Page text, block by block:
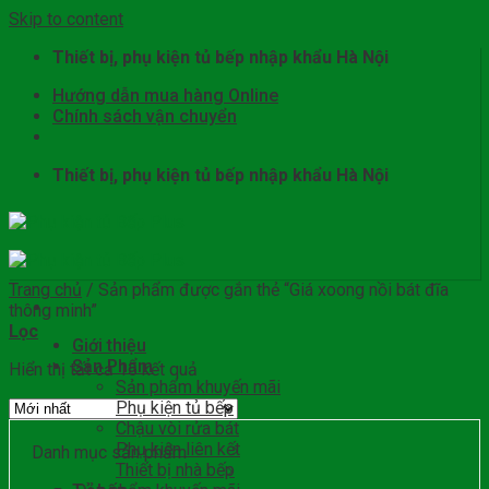
Skip to content
Thiết bị, phụ kiện tủ bếp nhập khẩu Hà Nội
Hướng dẫn mua hàng Online
Chính sách vận chuyển
Thiết bị, phụ kiện tủ bếp nhập khẩu Hà Nội
Giới thiệu
Sản Phẩm
Sản phẩm khuyến mãi
Phụ kiện tủ bếp
Chậu vòi rửa bát
Phụ kiện liên kết
Thiết bị nhà bếp
Trang chủ / Sản phẩm được gắn thẻ “Giá xoong nồi bát đĩa
thông minh”
Lọc
Hiển thị tất cả 15 kết quả
Danh mục sản phẩm